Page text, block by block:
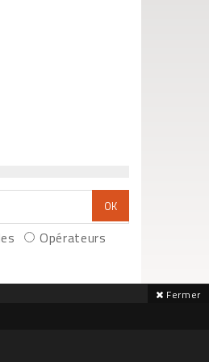
Opérateurs
Fermer